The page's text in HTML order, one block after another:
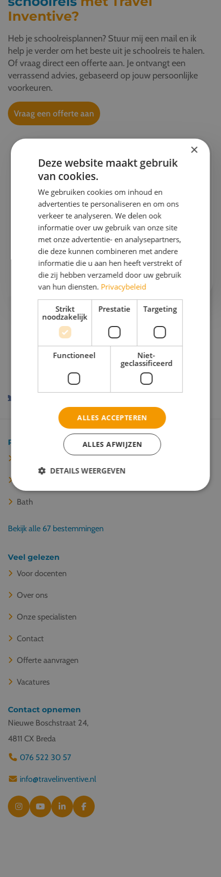
Inventive?
Heb je schoolreisplannen? Stuur mij een mail en ik
help je verder om het beste uit je schoolreis te halen.
Of vraag direct een offerte aan. Je ontvangt een
verrassend advies, gebaseerd op jouw persoonlijke
voorkeuren.
Vraag een offerte aan
Ik help je graag verder!
Esther
Projectleider schoolreizen & Finance
Gaan we samen aan de slag?
Bel mij op 076 522 30 57
Of stuur mijeen e-mail
Onze reispartners
Populaire bestemmingen
Bath
Bekijk alle 67 bestemmingen
Veel gelezen
Voor docenten
Over ons
Onze specialisten
Contact
Offerte aanvragen
Vacatures
Contact opnemen
Nieuwe Boschstraat 24,
4811 CX Breda
076 522 30 57
info@travelinventive.nl
×
Deze website maakt gebruik
van cookies.
We gebruiken cookies om inhoud en
advertenties te personaliseren en om ons
verkeer te analyseren. We delen ook
informatie over uw gebruik van onze site
met onze advertentie- en analysepartners,
die deze kunnen combineren met andere
informatie die u aan hen heeft verstrekt of
die zij hebben verzameld door uw gebruik
van hun diensten. Privacybeleid
Strikt
noodzakelijk
Prestatie Targeting
Functioneel
Niet-
geclassificeerd
ALLES ACCEPTEREN
ALLES AFWIJZEN
DETAILS WEERGEVEN